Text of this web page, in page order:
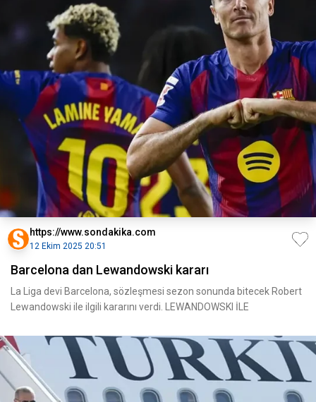
https://www.sondakika.com
12 Ekim 2025 20:51
Barcelona dan Lewandowski kararı
La Liga devi Barcelona, sözleşmesi sezon sonunda bitecek Robert
Lewandowski ile ilgili kararını verdi. LEWANDOWSKI İLE